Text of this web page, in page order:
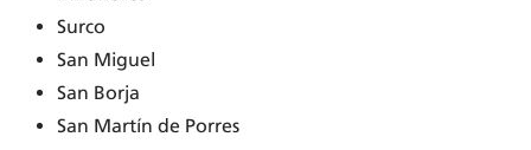
Surco
San Miguel
San Borja
San Martín de Porres